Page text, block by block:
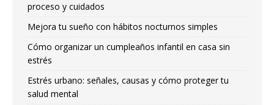
proceso y cuidados
Mejora tu sueño con hábitos nocturnos simples
Cómo organizar un cumpleaños infantil en casa sin
estrés
Estrés urbano: señales, causas y cómo proteger tu
salud mental